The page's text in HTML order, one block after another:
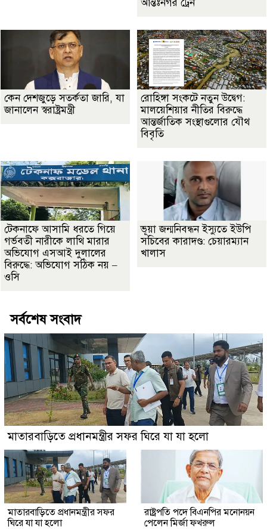
আন্তঃনগর ট্রেন
কেন দেশজুড়ে সতর্কতা জারি, যা
জানালেন স্বরাষ্ট্রমন্ত্রী
রোহিঙ্গা সংকটে নতুন উদ্বেগ:
মালয়েশিয়ার নীতির বিরুদ্ধে
আন্তর্জাতিক সংস্থাগুলোর যৌথ
বিবৃতি
টেকনাফে আসামি ধরতে গিয়ে
গর্ভবতী নারীকে লাথি মারার
অভিযোগ এসআই দুলালের
বিরুদ্ধে: অভিযোগ সঠিক নয় –
ওসি
ভূয়া জন্মনিবন্ধন ইস্যুতে ইউপি
সচিবের কারাদণ্ড: চেয়ারম্যান
খালাস
সর্বশেষ সংবাদ
মাতারবাড়িতে প্রধানমন্ত্রীর সফর ঘিরে যা যা হলো
মাতারবাড়িতে প্রধানমন্ত্রীর সফর
ঘিরে যা যা হলো
রাষ্ট্রপতি পদে বিএনপির মনোনয়ন
পেলেন মির্জা ফখরুল